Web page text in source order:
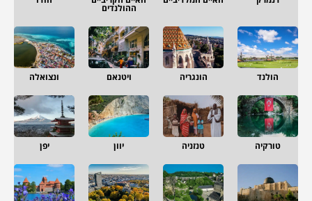
ההולנדים
הולנד הונגריה ויטנאם ונצואלה
טורקיה טנזניה יוון יפן